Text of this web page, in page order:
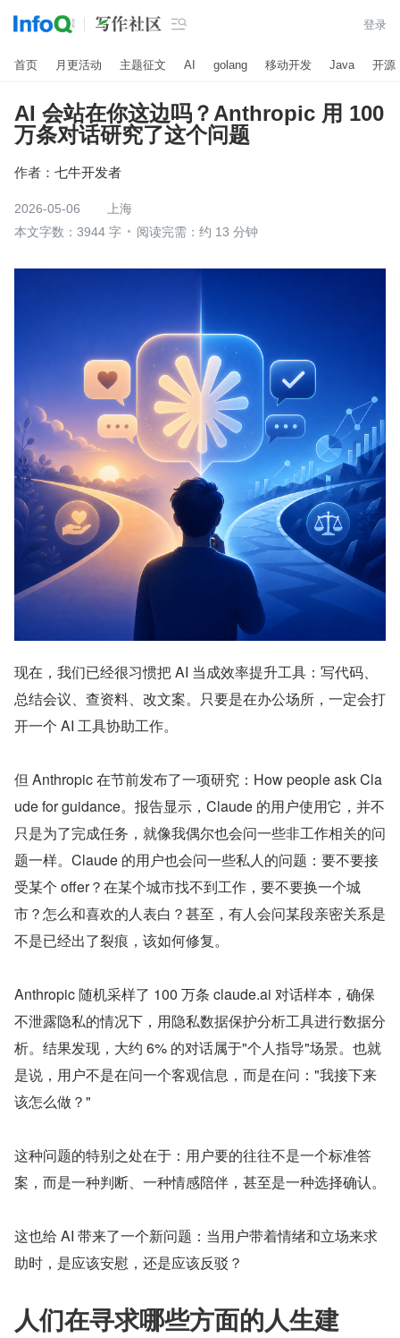
 登录
首页 月更活动 主题征文 AI golang 移动开发 Java 开源
AI 会站在你这边吗？Anthropic 用 100
万条对话研究了这个问题
作者： 七牛开发者
2026-05-06
上海
本文字数：3944 字
阅读完需：约 13 分钟
现在，我们已经很习惯把 AI 当成效率提升工具：写代码、
总结会议、查资料、改文案。只要是在办公场所，一定会打
开一个 AI 工具协助工作。
但 Anthropic 在节前发布了一项研究：How people ask Cla
ude for guidance。报告显示，Claude 的用户使用它，并不
只是为了完成任务，就像我偶尔也会问一些非工作相关的问
题一样。Claude 的用户也会问一些私人的问题：要不要接
受某个 offer？在某个城市找不到工作，要不要换一个城
市？怎么和喜欢的人表白？甚至，有人会问某段亲密关系是
不是已经出了裂痕，该如何修复。
Anthropic 随机采样了 100 万条 claude.ai 对话样本，确保
不泄露隐私的情况下，用隐私数据保护分析工具进行数据分
析。结果发现，大约 6% 的对话属于"个人指导"场景。也就
是说，用户不是在问一个客观信息，而是在问："我接下来
该怎么做？"
这种问题的特别之处在于：用户要的往往不是一个标准答
案，而是一种判断、一种情感陪伴，甚至是一种选择确认。
这也给 AI 带来了一个新问题：当用户带着情绪和立场来求
助时，是应该安慰，还是应该反驳？
人们在寻求哪些方面的人生建